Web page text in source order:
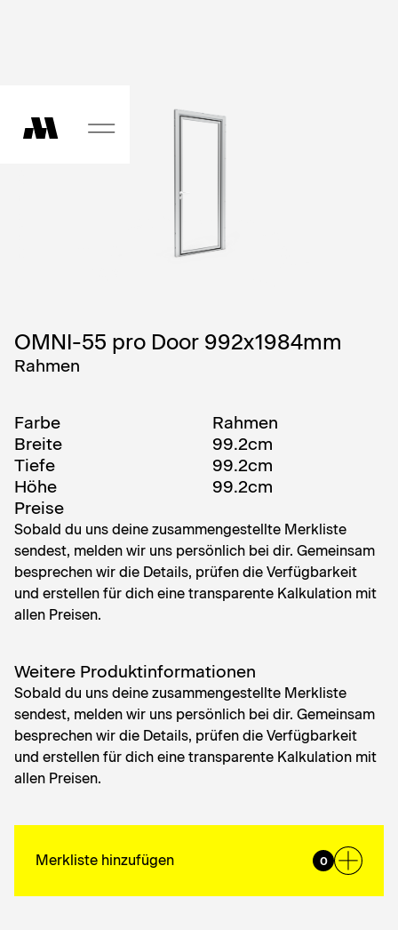
OMNI-55 pro Door 992x1984mm
Rahmen
Farbe
Rahmen
Breite
99.2cm
Tiefe
99.2cm
Höhe
99.2cm
Preise
Sobald du uns deine zusammengestellte Merkliste
sendest, melden wir uns persönlich bei dir. Gemeinsam
besprechen wir die Details, prüfen die Verfügbarkeit
und erstellen für dich eine transparente Kalkulation mit
allen Preisen.
Weitere Produktinformationen
Sobald du uns deine zusammengestellte Merkliste
sendest, melden wir uns persönlich bei dir. Gemeinsam
besprechen wir die Details, prüfen die Verfügbarkeit
und erstellen für dich eine transparente Kalkulation mit
allen Preisen.
Merkliste hinzufügen 0